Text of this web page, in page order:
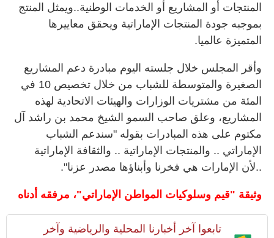
المنتجات أو المشاريع أو الخدمات الوطنية..ويمثل المنتج
بموجبه جودة المنتجات الإماراتية ويحقق معاييرها
المتميزة عالميا.
وأقر المجلس خلال جلسته اليوم مبادرة دعم المشاريع
الصغيرة والمتوسطة للشباب من خلال تخصيص 10 في
المئة من مشتريات الوزارات والهيئات الاتحادية لهذه
المشاريع، وعلق صاحب السمو الشيخ محمد بن راشد آل
مكتوم على هذه المبادرات بقوله "سندعم الشباب
الإماراتي .. والمنتجات الإماراتية .. والثقافة الإماراتية
..لأن الإمارات هي فخرنا وأبناؤها مصدر عزنا".
وثيقة "قيم وسلوكيات المواطن الإماراتي"، مرفقه أدناه
تابعوا آخر أخبارنا المحلية والرياضية وآخر